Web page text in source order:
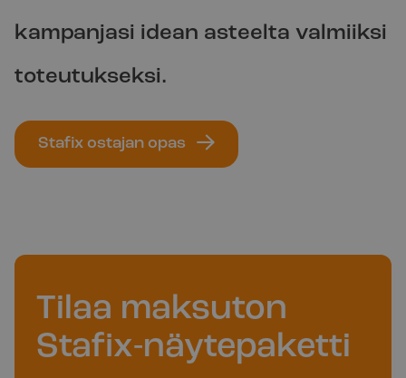
vaativissa ja todellisissa
käyttöympäristöissä.
kampanjasi idean asteelta valmiiksi
toteutukseksi.
Stafix ostajan opas
Tilaa maksuton
Stafix-näytepaketti